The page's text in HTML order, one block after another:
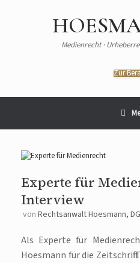
Medienrecht ·
Zur
Experte für
Interview
von Rechtsanwalt Hoesmann,
Als Experte für
Hoesmann für die Zeitschrift